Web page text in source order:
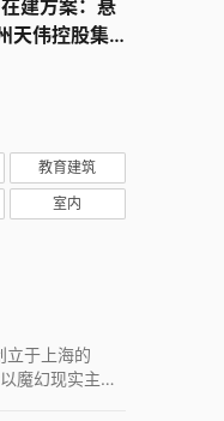
建方案：悬
天伟控股集
教育建筑
室内
立于上海的
魔幻现实主